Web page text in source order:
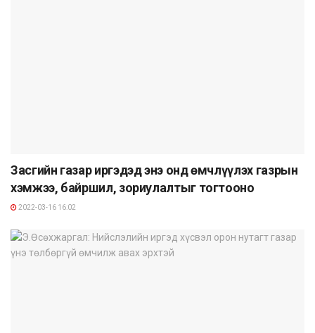
Засгийн газар иргэдэд энэ онд өмчлүүлэх газрын
хэмжээ, байршил, зориулалтыг тогтооно
2022-03-16 16:02